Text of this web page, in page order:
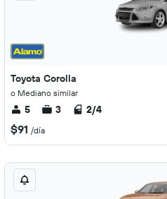
Toyota Corolla
o Mediano similar
5 3 2/4
$91 /día